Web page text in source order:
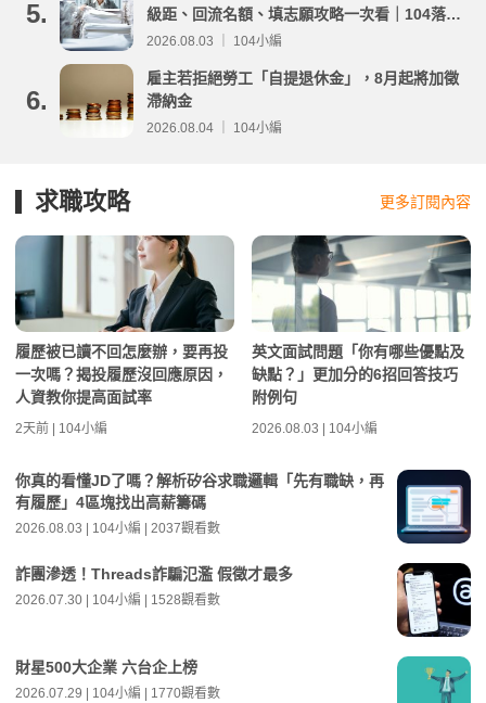
5.
級距、回流名額、填志願攻略一次看｜104落點
分析
2026.08.03 ｜ 104小編
6.
雇主若拒絕勞工「自提退休金」，8月起將加徵
滯納金
2026.08.04 ｜ 104小編
求職攻略 更多訂閱內容
履歷被已讀不回怎麼辦，要再投
一次嗎？揭投履歷沒回應原因，
人資教你提高面試率
2天前 | 104小編
英文面試問題「你有哪些優點及
缺點？」更加分的6招回答技巧
附例句
2026.08.03 | 104小編
你真的看懂JD了嗎？解析矽谷求職邏輯「先有職缺，再
有履歷」4區塊找出高薪籌碼
2026.08.03 | 104小編 | 2037觀看數
詐團滲透！Threads詐騙氾濫 假徵才最多
2026.07.30 | 104小編 | 1528觀看數
財星500大企業 六台企上榜
2026.07.29 | 104小編 | 1770觀看數